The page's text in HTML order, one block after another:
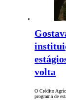
volta
O Crédito
programa de